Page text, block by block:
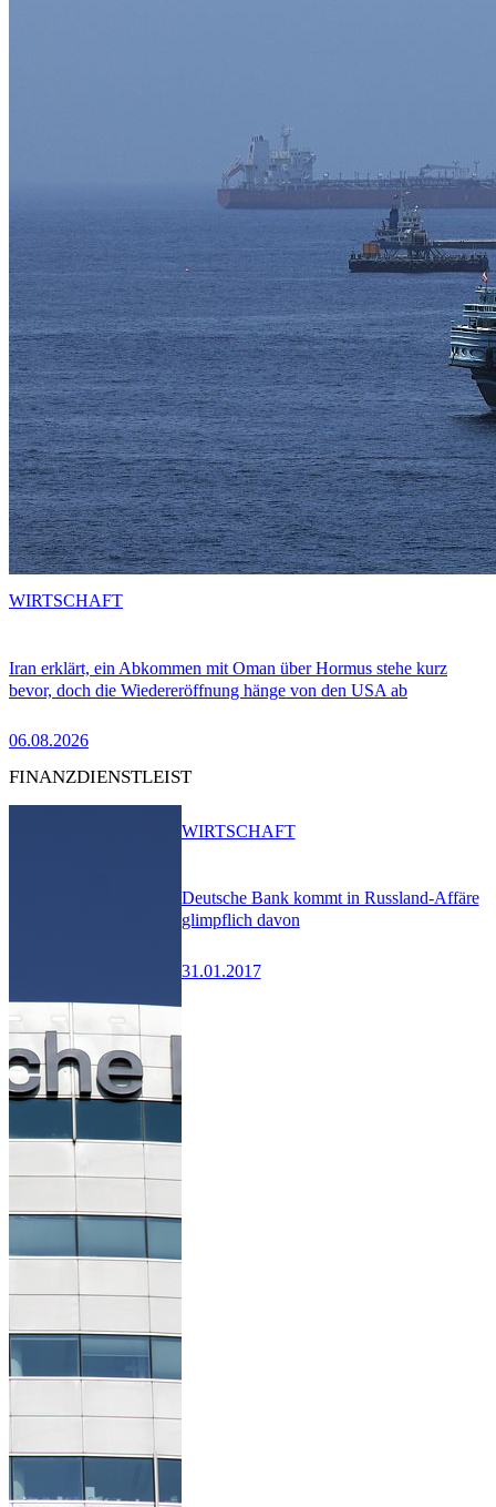
Iran erklärt, ein Abkommen mit Oman über Hormus stehe kurz
bevor, doch die Wiedereröffnung hänge von den USA ab
06.08.2026
WIRTSCHAFT
FINANZDIENSTLEIST
Deutsche Bank kommt in Russland-Affäre
glimpflich davon
31.01.2017
WIRTSCHAFT